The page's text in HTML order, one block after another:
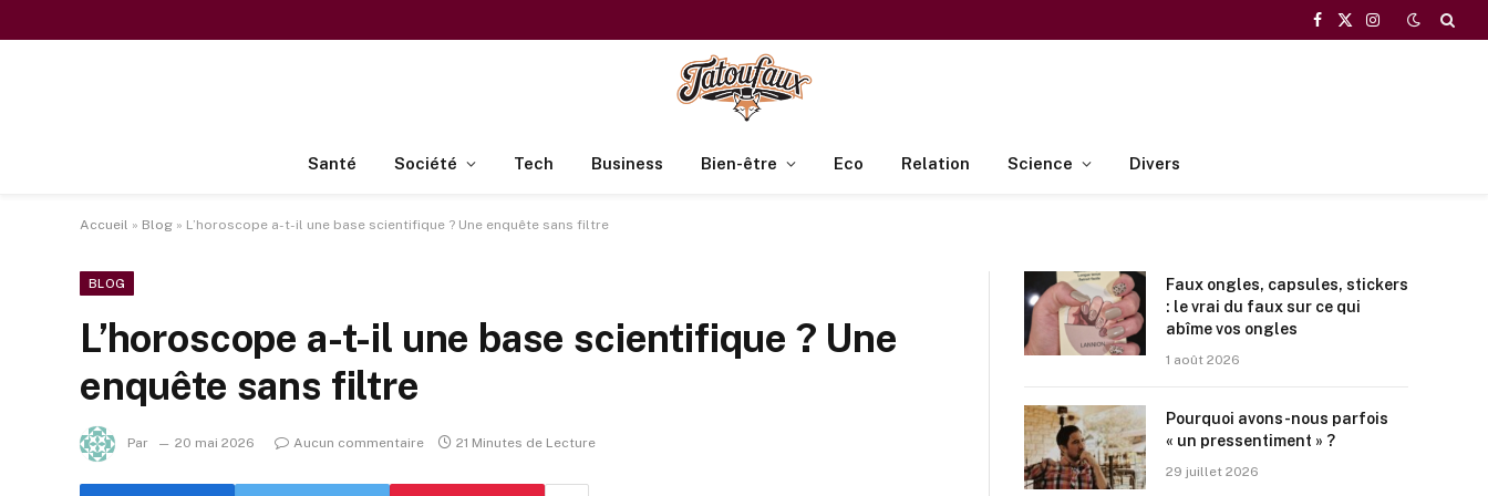
Facebook
X
Instagram
Santé Société Tech Business Bien-être Eco Relation Science Divers
Accueil » Blog » L’horoscope a-t-il une base scientifique ? Une enquête sans filtre
BLOG
L’horoscope a-t-il une base scientifique ? Une
enquête sans filtre
Par 20 mai 2026 Aucun commentaire 21 Minutes de Lecture
Faux ongles, capsules, stickers
: le vrai du faux sur ce qui
abîme vos ongles
1 août 2026
Pourquoi avons-nous parfois
« un pressentiment » ?
29 juillet 2026